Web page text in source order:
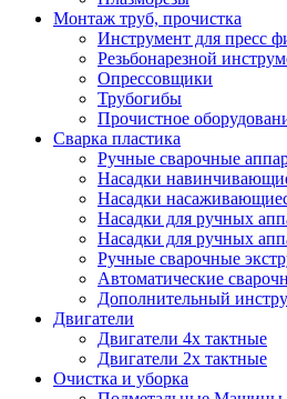
Монтаж труб, прочистка
Инструмент для пресс
Резьбонарезной
Опрессовщики
Трубогибы
Прочистное
Сварка пластика
Ручные сварочные
Насадки
Насадки
Насадки для ручных
Насадки для ручных
Ручные сварочные
Автоматические
Дополнительный
Двигатели
Двигатели 4х тактные
Двигатели 2х тактные
Очистка и уборка